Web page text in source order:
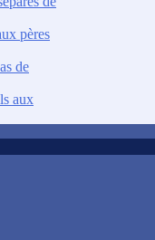
pères
de
aux